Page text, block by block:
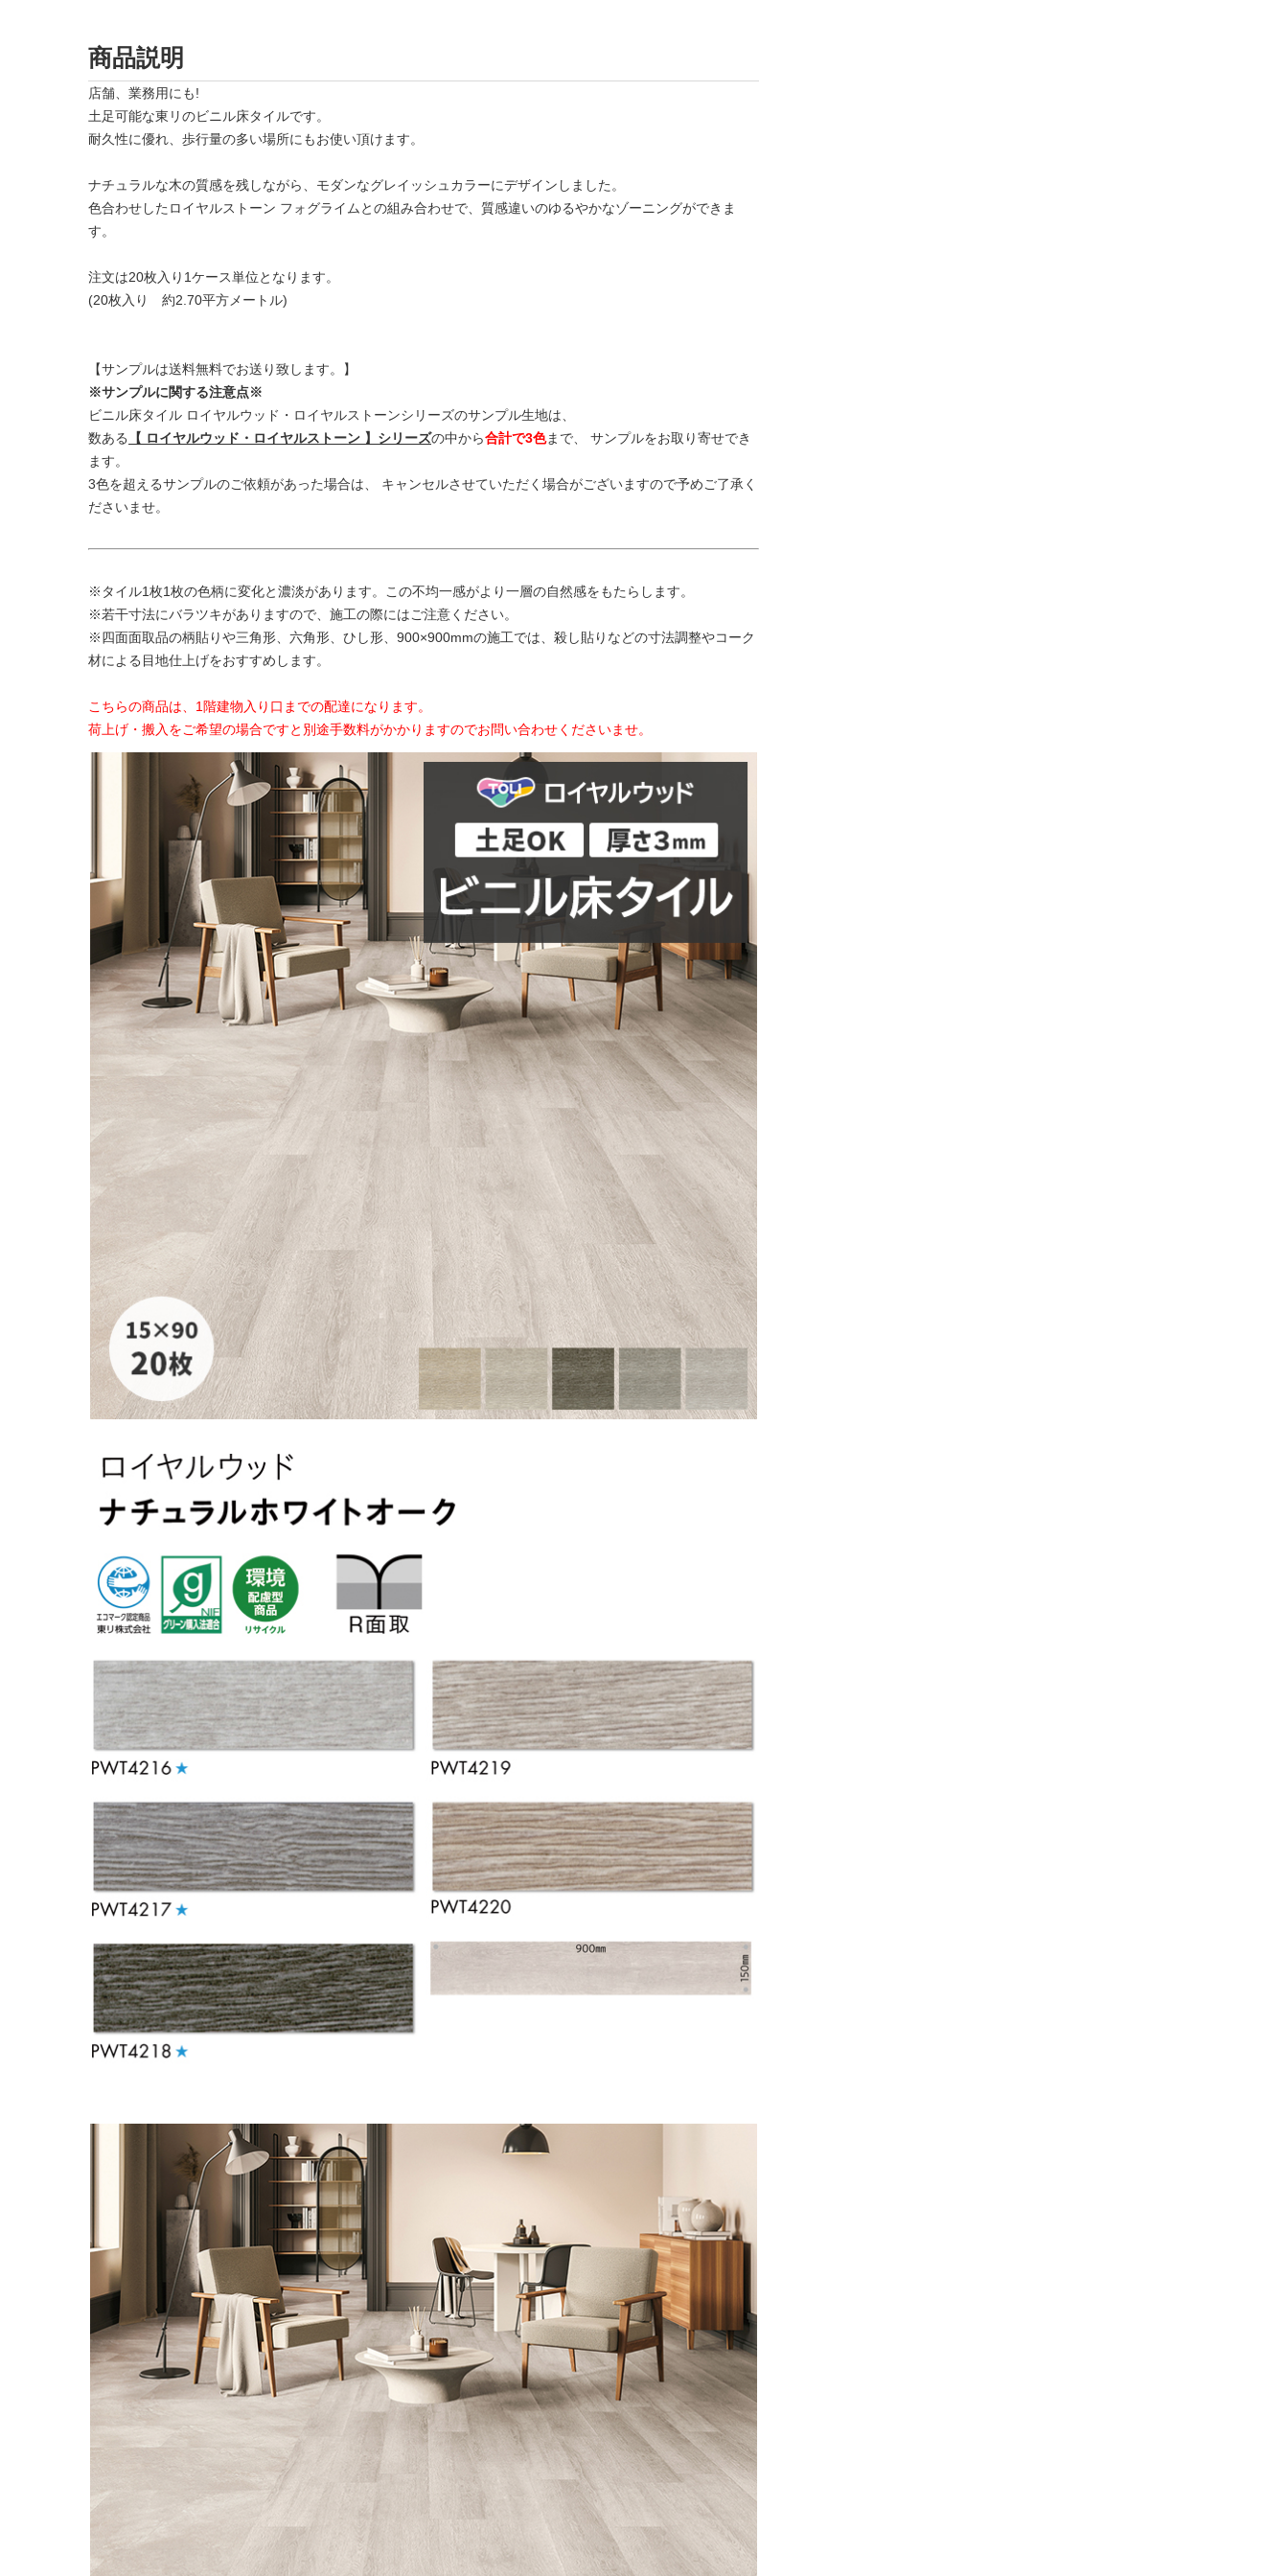
商品説明
店舗、業務用にも!
土足可能な東リのビニル床タイルです。
耐久性に優れ、歩行量の多い場所にもお使い頂けます。
ナチュラルな木の質感を残しながら、モダンなグレイッシュカラーにデザインしました。
色合わせしたロイヤルストーン フォグライムとの組み合わせで、質感違いのゆるやかなゾーニングができま
す。
注文は20枚入り1ケース単位となります。
(20枚入り 約2.70平方メートル)
【サンプルは送料無料でお送り致します。】
※サンプルに関する注意点※
ビニル床タイル ロイヤルウッド・ロイヤルストーンシリーズのサンプル生地は、
数ある
【 ロイヤルウッド・ロイヤルストーン 】シリーズの中から合計で3色まで、 サンプルをお取り寄せでき
ます。
3色を超えるサンプルのご依頼があった場合は、 キャンセルさせていただく場合がございますので予めご了承く
ださいませ。
※タイル1枚1枚の色柄に変化と濃淡があります。この不均一感がより一層の自然感をもたらします。
※若干寸法にバラツキがありますので、施工の際にはご注意ください。
※四面面取品の柄貼りや三角形、六角形、ひし形、900×900mmの施工では、殺し貼りなどの寸法調整やコーク
材による目地仕上げをおすすめします。
こちらの商品は、1階建物入り口までの配達になります。
荷上げ・搬入をご希望の場合ですと別途手数料がかかりますのでお問い合わせくださいませ。